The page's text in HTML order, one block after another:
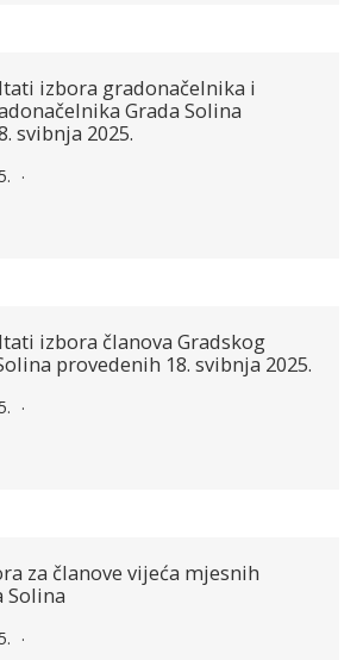
izbora gradonačelnika i
Grada Solina
svibnja 2025.
izbora članova Gradskog
provedenih 18. svibnja 2025.
za članove vijeća mjesnih
Solina